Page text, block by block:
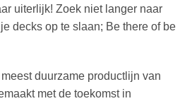
uiterlijk! Zoek niet langer naar
decks op te slaan; Be there of be
duurzame productlijn van
met de toekomst in